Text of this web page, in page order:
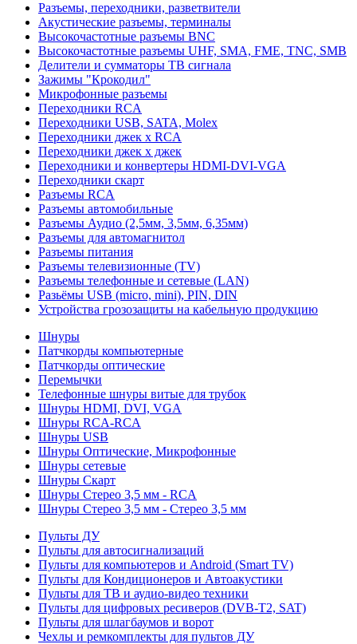
Разъемы, переходники, разветвители
Акустические разъемы, терминалы
Высокочастотные разъемы BNC
Высокочастотные разъемы UHF, SMA, FME, TNC, SMB
Делители и сумматоры ТВ сигнала
Зажимы "Крокодил"
Микрофонные разъемы
Переходники RCA
Переходники USB, SATA, Molex
Переходники джек х RCA
Переходники джек х джек
Переходники и конвертеры HDMI-DVI-VGA
Переходники скарт
Разъемы RCA
Разъемы автомобильные
Разъемы Аудио (2,5мм, 3,5мм, 6,35мм)
Разъемы для автомагнитол
Разъемы питания
Разъемы телевизионные (TV)
Разъемы телефонные и сетевые (LAN)
Разьёмы USB (micro, mini), PIN, DIN
Устройства грозозащиты на кабельную продукцию
Шнуры
Патчкорды компьютерные
Патчкорды оптические
Перемычки
Телефонные шнуры витые для трубок
Шнуры HDMI, DVI, VGA
Шнуры RCA-RCA
Шнуры USB
Шнуры Оптические, Микрофонные
Шнуры сетевые
Шнуры Скарт
Шнуры Стерео 3,5 мм - RCA
Шнуры Стерео 3,5 мм - Стерео 3,5 мм
Пульты ДУ
Пульты для автосигнализаций
Пульты для компьютеров и Android (Smart TV)
Пульты для Кондиционеров и Автоакустики
Пульты для ТВ и аудио-видео техники
Пульты для цифровых ресиверов (DVB-T2, SAT)
Пульты для шлагбаумов и ворот
Чехлы и ремкомплекты для пультов ДУ